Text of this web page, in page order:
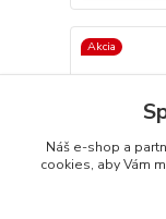
Akcia
Náš e-shop a
cookies, aby Vám